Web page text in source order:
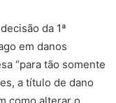
da 1ª
em danos
“para tão somente
a título de dano
como alterar o